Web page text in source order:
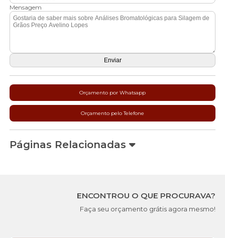
Mensagem
Orçamento por Whatsapp
Orçamento pelo Telefone
Páginas Relacionadas
ENCONTROU O QUE PROCURAVA?
Faça seu orçamento grátis agora mesmo!